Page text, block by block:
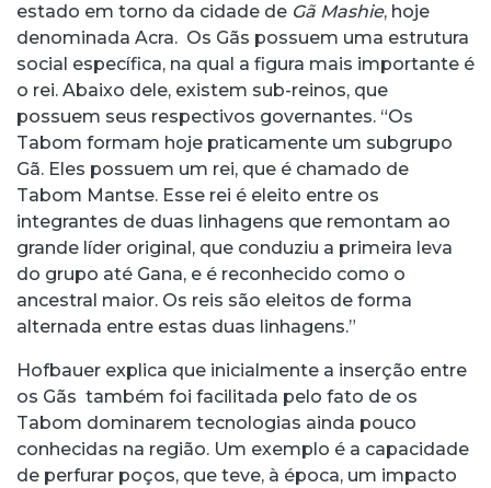
estado em torno da cidade de Gã Mashie, hoje
denominada Acra. Os Gãs possuem uma estrutura
social específica, na qual a figura mais importante é
o rei. Abaixo dele, existem sub-reinos, que
possuem seus respectivos governantes. “Os
Tabom formam hoje praticamente um subgrupo
Gã. Eles possuem um rei, que é chamado de
Tabom Mantse. Esse rei é eleito entre os
integrantes de duas linhagens que remontam ao
grande líder original, que conduziu a primeira leva
do grupo até Gana, e é reconhecido como o
ancestral maior. Os reis são eleitos de forma
alternada entre estas duas linhagens.”
Hofbauer explica que inicialmente a inserção entre
os Gãs também foi facilitada pelo fato de os
Tabom dominarem tecnologias ainda pouco
conhecidas na região. Um exemplo é a capacidade
de perfurar poços, que teve, à época, um impacto